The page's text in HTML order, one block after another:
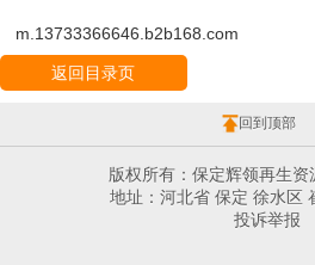
m.13733366646.b2b168.com
返回目录页
回到顶部
版权所有：保定辉领再生资
地址：河北省 保定 徐水区
投诉举报